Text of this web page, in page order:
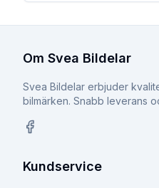
Om Svea Bildelar
Svea Bildelar erbjuder
bilmärken. Snabb leverans
Kundservice